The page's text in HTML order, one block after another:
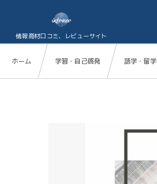
情報商材口コミ、レビューサイト
ホーム 学習・自己啓発 語学・留学